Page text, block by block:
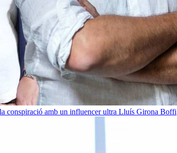
conspiració amb un influencer ultra Lluís Girona Boffi